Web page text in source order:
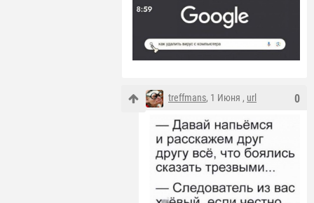
0
treffmans, 1 Июня , url